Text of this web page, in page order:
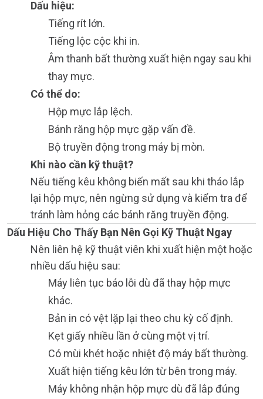
Dấu hiệu:
Tiếng rít lớn.
Tiếng lộc cộc khi in.
Âm thanh bất thường xuất hiện ngay sau khi
thay mực.
Có thể do:
Hộp mực lắp lệch.
Bánh răng hộp mực gặp vấn đề.
Bộ truyền động trong máy bị mòn.
Khi nào cần kỹ thuật?
Nếu tiếng kêu không biến mất sau khi tháo lắp
lại hộp mực, nên ngừng sử dụng và kiểm tra để
tránh làm hỏng các bánh răng truyền động.
Dấu Hiệu Cho Thấy Bạn Nên Gọi Kỹ Thuật Ngay
Nên liên hệ kỹ thuật viên khi xuất hiện một hoặc
nhiều dấu hiệu sau:
Máy liên tục báo lỗi dù đã thay hộp mực
khác.
Bản in có vệt lặp lại theo chu kỳ cố định.
Kẹt giấy nhiều lần ở cùng một vị trí.
Có mùi khét hoặc nhiệt độ máy bất thường.
Xuất hiện tiếng kêu lớn từ bên trong máy.
Máy không nhận hộp mực dù đã lắp đúng